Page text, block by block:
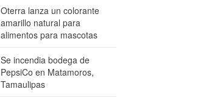
Oterra lanza un colorante
amarillo natural para
alimentos para mascotas
Se incendia bodega de
PepsiCo en Matamoros,
Tamaulipas